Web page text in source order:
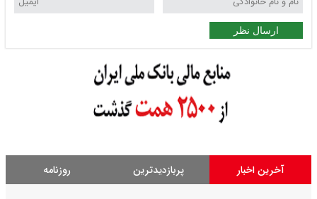
ارسال نظر
آخرین اخبار پربازدیدترین روزنامه